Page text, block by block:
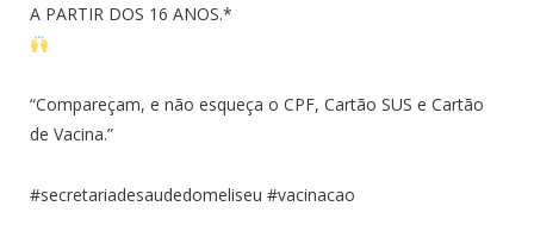
A PARTIR DOS 16 ANOS.*
“Compareçam, e não esqueça o CPF, Cartão SUS e Cartão
de Vacina.”
#secretariadesaudedomeliseu #vacinacao